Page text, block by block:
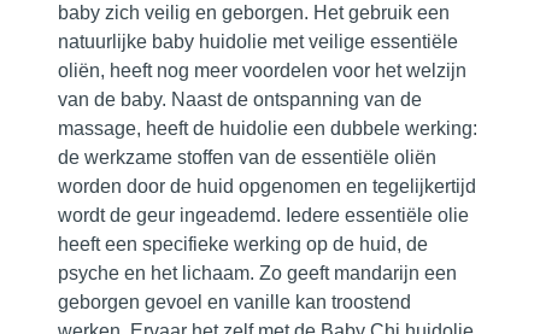
baby zich veilig en geborgen. Het gebruik een
natuurlijke baby huidolie met veilige essentiële
oliën, heeft nog meer voordelen voor het welzijn
van de baby. Naast de ontspanning van de
massage, heeft de huidolie een dubbele werking:
de werkzame stoffen van de essentiële oliën
worden door de huid opgenomen en tegelijkertijd
wordt de geur ingeademd. Iedere essentiële olie
heeft een specifieke werking op de huid, de
psyche en het lichaam. Zo geeft mandarijn een
geborgen gevoel en vanille kan troostend